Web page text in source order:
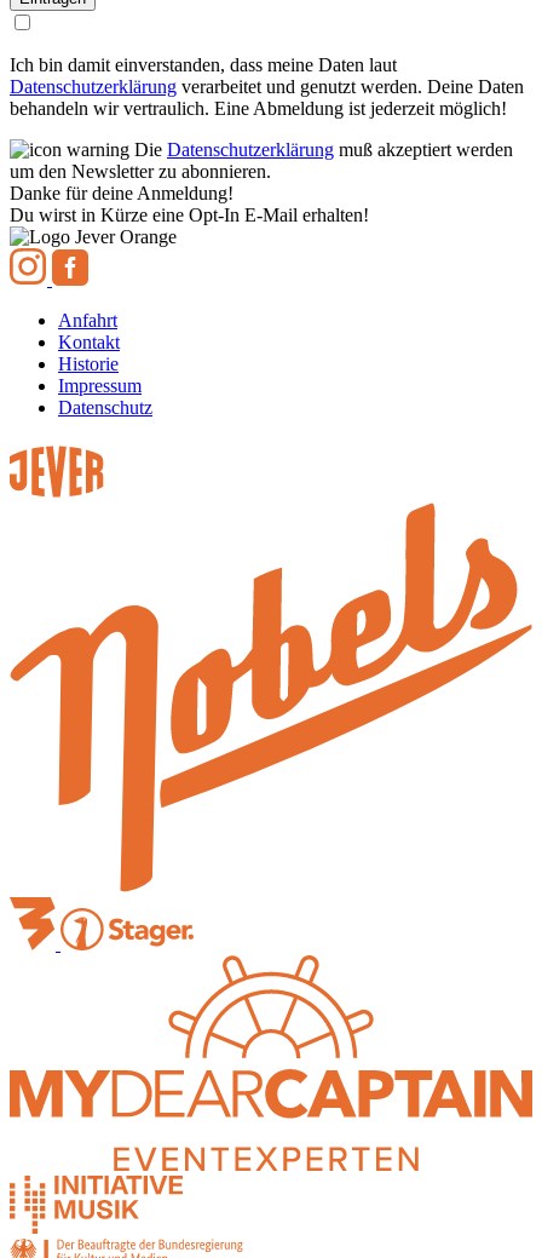
Ich bin damit einverstanden, dass meine Daten laut
Datenschutzerklärung verarbeitet und genutzt werden. Deine Daten
behandeln wir vertraulich. Eine Abmeldung ist jederzeit möglich!
Die Datenschutzerklärung muß akzeptiert werden
um den Newsletter zu abonnieren.
Danke für deine Anmeldung!
Du wirst in Kürze eine Opt-In E-Mail erhalten!
Anfahrt
Kontakt
Historie
Impressum
Datenschutz